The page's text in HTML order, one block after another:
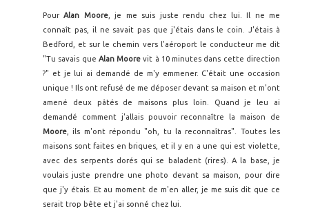
PourAlan Moore, je me suis juste rendu chez lui. Il ne me
connaît pas, il ne savait pas que j'étais dans le coin. J'étais à
Bedford, et sur le chemin vers l'aéroport le conducteur me dit
"Tu savais que Alan Moorevit à 10 minutes dans cette direction
?" et je lui ai demandé de m'y emmener. C'était une occasion
unique ! Ils ont refusé de me déposer devant sa maison et m'ont
amené deux pâtés de maisons plus loin. Quand je leu ai
demandé comment j'allais pouvoir reconnaître la maison de
Moore , ils m'ont répondu "oh, tu la reconnaîtras". Toutes les
maisons sont faites en briques, et il y en a une qui est violette,
avec des serpents dorés qui se baladent (rires). A la base, je
voulais juste prendre une photo devant sa maison, pour dire
que j'y étais. Et au moment de m'en aller, je me suis dit que ce
serait trop bête et j'ai sonné chez lui.